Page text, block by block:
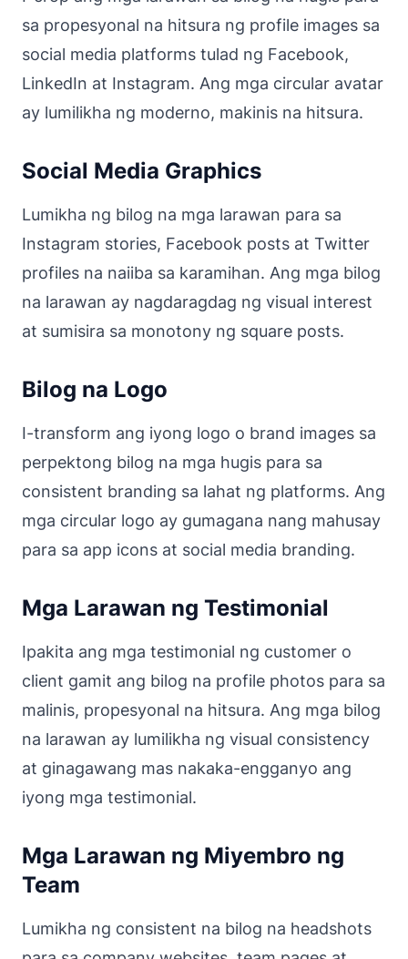
sa propesyonal na hitsura ng profile images sa
social media platforms tulad ng Facebook,
LinkedIn at Instagram. Ang mga circular avatar
ay lumilikha ng moderno, makinis na hitsura.
Social Media Graphics
Lumikha ng bilog na mga larawan para sa
Instagram stories, Facebook posts at Twitter
profiles na naiiba sa karamihan. Ang mga bilog
na larawan ay nagdaragdag ng visual interest
at sumisira sa monotony ng square posts.
Bilog na Logo
I-transform ang iyong logo o brand images sa
perpektong bilog na mga hugis para sa
consistent branding sa lahat ng platforms. Ang
mga circular logo ay gumagana nang mahusay
para sa app icons at social media branding.
Mga Larawan ng Testimonial
Ipakita ang mga testimonial ng customer o
client gamit ang bilog na profile photos para sa
malinis, propesyonal na hitsura. Ang mga bilog
na larawan ay lumilikha ng visual consistency
at ginagawang mas nakaka-engganyo ang
iyong mga testimonial.
Mga Larawan ng Miyembro ng
Team
Lumikha ng consistent na bilog na headshots